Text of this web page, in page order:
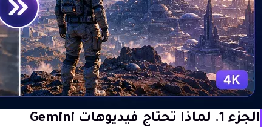
الجزء 1. لماذا تحتاج فيديوهات Gemini